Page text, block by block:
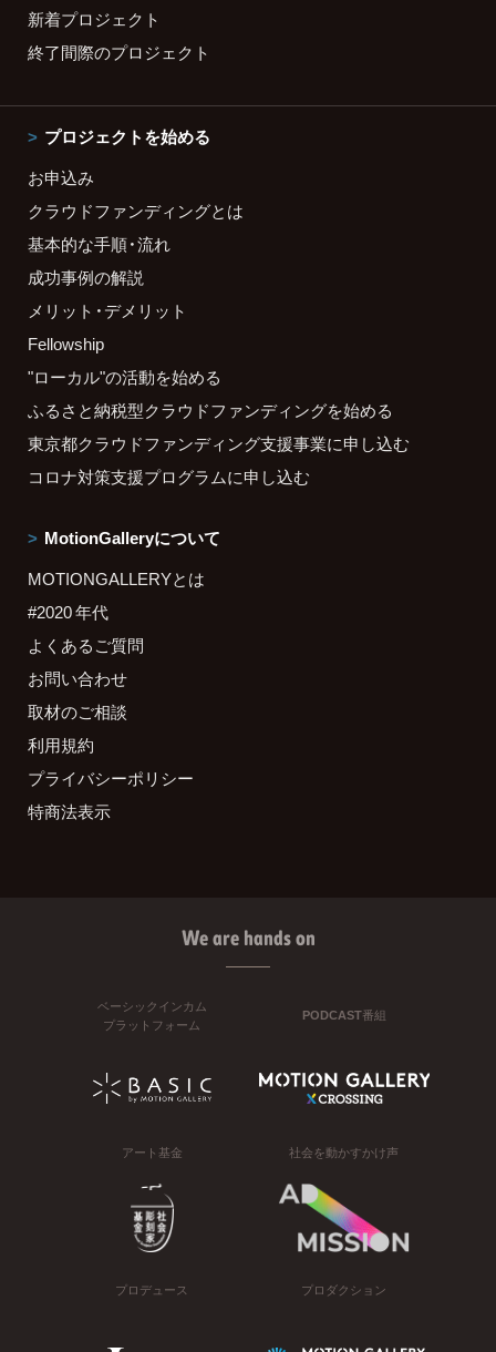
新着プロジェクト
終了間際のプロジェクト
プロジェクトを始める
お申込み
クラウドファンディングとは
基本的な手順・流れ
成功事例の解説
メリット・デメリット
Fellowship
"ローカル"の活動を始める
ふるさと納税型クラウドファンディングを始める
東京都クラウドファンディング支援事業に申し込む
コロナ対策支援プログラムに申し込む
MotionGalleryについて
MOTIONGALLERYとは
#2020 年代
よくあるご質問
お問い合わせ
取材のご相談
利用規約
プライバシーポリシー
特商法表示
We are hands on
ベーシックインカム
プラットフォーム
PODCAST番組
アート基金 社会を動かすかけ声
プロデュース プロダクション